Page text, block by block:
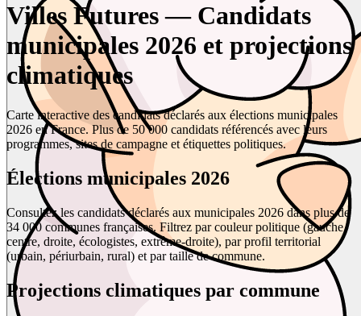
Villes Futures — Candidats
municipales 2026 et projections
climatiques
Carte interactive des candidats déclarés aux élections municipales
2026 en France. Plus de 50 000 candidats référencés avec leurs
programmes, sites de campagne et étiquettes politiques.
Élections municipales 2026
Consultez les candidats déclarés aux municipales 2026 dans plus de
34 000 communes françaises. Filtrez par couleur politique (gauche,
centre, droite, écologistes, extrême-droite), par profil territorial
(urbain, périurbain, rural) et par taille de commune.
Projections climatiques par commune